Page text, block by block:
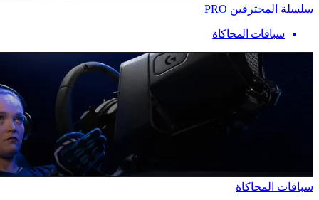
سلسلة المحترفين PRO
سباقات المحاكاة
سباقات المحاكاة